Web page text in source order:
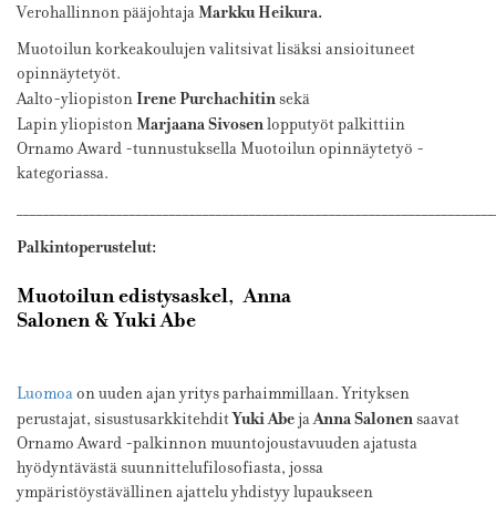
Verohallinnon pääjohtajaMarkku Heikura.
Muotoilun korkeakoulujen valitsivat lisäksi ansioituneet
opinnäytetyöt.
Aalto-yliopistonIrene Purchachitinsekä
Lapin yliopistonMarjaana Sivosenlopputyöt palkittiin
Ornamo Award -tunnustuksella Muotoilun opinnäytetyö -
kategoriassa.
Palkintoperustelut:
Muotoilun edistysaskel,Anna
Salonen&YukiAbe
Luomoaon uuden ajan yritys parhaimmillaan. Yrityksen
perustajat, sisustusarkkitehditYukiAbejaAnna Salonensaavat
Ornamo Award -palkinnon muuntojoustavuuden ajatusta
hyödyntävästä suunnittelufilosofiasta, jossa
ympäristöystävällinen ajattelu yhdistyy lupaukseen